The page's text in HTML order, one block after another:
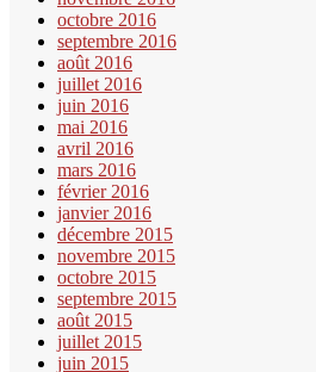
octobre 2016
septembre 2016
août 2016
juillet 2016
juin 2016
mai 2016
avril 2016
mars 2016
février 2016
janvier 2016
décembre 2015
novembre 2015
octobre 2015
septembre 2015
août 2015
juillet 2015
juin 2015